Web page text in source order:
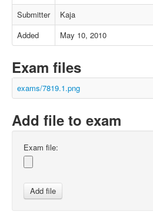
Submitter
Kaja
Added
May 10, 2010
Exam files
exams/7819.1.png
Add file to exam
Exam file: